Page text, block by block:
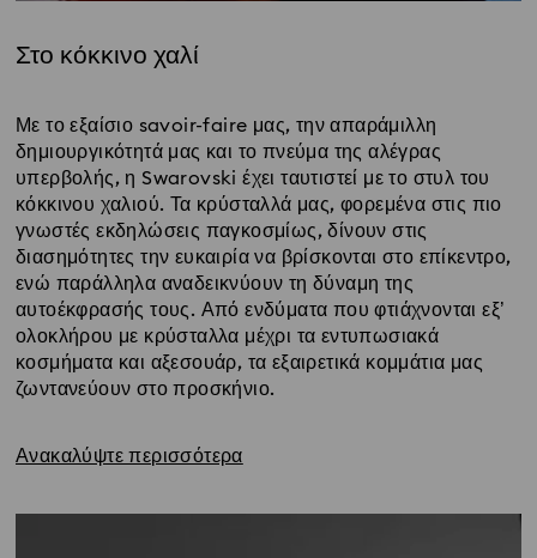
Στο κόκκινο χαλί
Με το εξαίσιο savoir-faire μας, την απαράμιλλη
δημιουργικότητά μας και το πνεύμα της αλέγρας
υπερβολής, η Swarovski έχει ταυτιστεί με το στυλ του
κόκκινου χαλιού. Τα κρύσταλλά μας, φορεμένα στις πιο
γνωστές εκδηλώσεις παγκοσμίως, δίνουν στις
διασημότητες την ευκαιρία να βρίσκονται στο επίκεντρο,
ενώ παράλληλα αναδεικνύουν τη δύναμη της
αυτοέκφρασής τους. Από ενδύματα που φτιάχνονται εξ’
ολοκλήρου με κρύσταλλα μέχρι τα εντυπωσιακά
κοσμήματα και αξεσουάρ, τα εξαιρετικά κομμάτια μας
ζωντανεύουν στο προσκήνιο.
Ανακαλύψτε περισσότερα